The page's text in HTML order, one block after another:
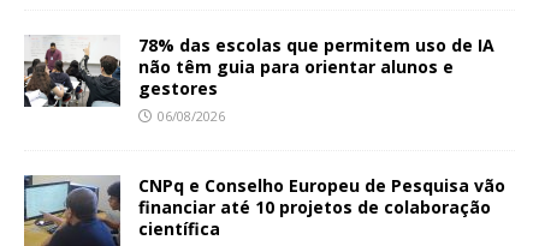
78% das escolas que permitem uso de IA
não têm guia para orientar alunos e
gestores
06/08/2026
CNPq e Conselho Europeu de Pesquisa vão
financiar até 10 projetos de colaboração
científica